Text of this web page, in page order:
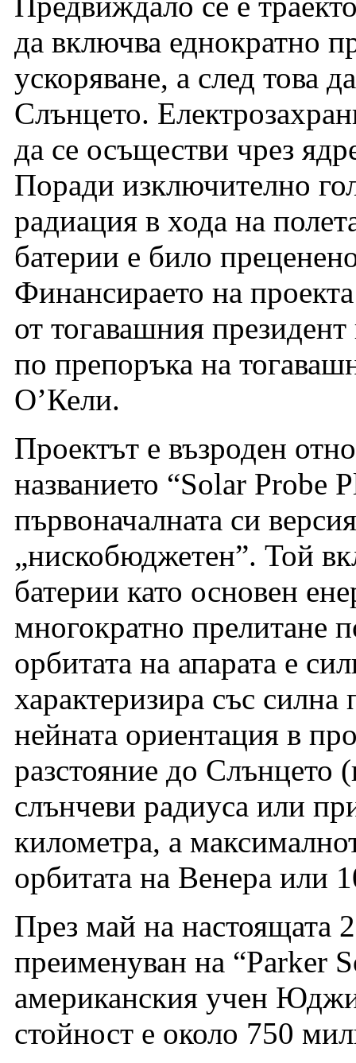
да включва еднократно
ускоряване, а след това
Слънцето.
да се осъществи чрез
Поради изключително
радиация в хода на
батерии е било
Финансираето на
от тогавашния
по препоръка на
О’Кели.
Проектът е възроден
названието “Solar Probe
първоначалната си
„нискобюджетен”. Той
батерии като основен
многократно прелитане
орбитата на апарата е
характеризира със
нейната ориентация в
разстояние до Слънцето
слънчеви радиуса или
километра, а
орбитата на Венера или
През май на настоящата
преименуван на “Parker
американския учен
стойност е около 750